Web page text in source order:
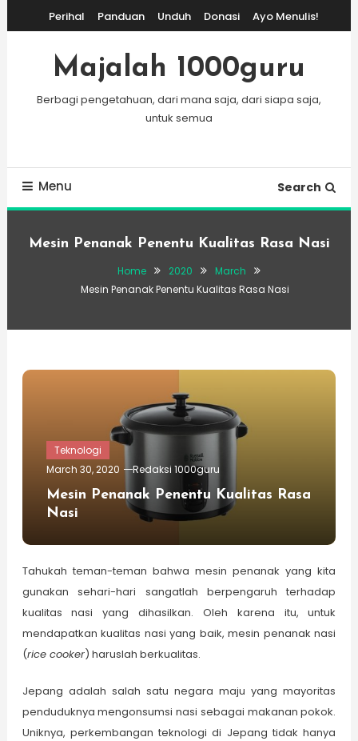
To
Content
Perihal Panduan Unduh Donasi Ayo Menulis!
Majalah 1000guru
Berbagi pengetahuan, dari mana saja, dari siapa saja,
untuk semua
Menu Search
Mesin Penanak Penentu Kualitas Rasa Nasi
Home 2020
March
Mesin Penanak Penentu Kualitas Rasa Nasi
Teknologi
March 30, 2020
Redaksi 1000guru
Mesin Penanak Penentu Kualitas Rasa
Nasi
Tahukah teman-teman bahwa mesin penanak yang kita
gunakan sehari-hari sangatlah berpengaruh terhadap
kualitas nasi yang dihasilkan. Oleh karena itu, untuk
mendapatkan kualitas nasi yang baik, mesin penanak nasi
(rice cooker) haruslah berkualitas.
Jepang adalah salah satu negara maju yang mayoritas
penduduknya mengonsumsi nasi sebagai makanan pokok.
Uniknya, perkembangan teknologi di Jepang tidak hanya